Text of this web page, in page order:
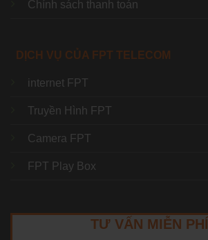
Chính sách thanh toán
DỊCH VỤ CỦA FPT TELECOM
internet FPT
Truyền Hình FPT
Camera FPT
FPT Play Box
TƯ VẤN MIỄN PHÍ